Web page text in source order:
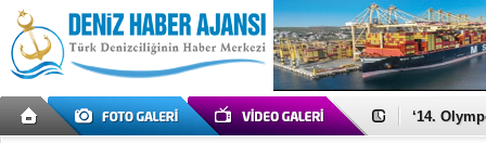
Denizcilik
‘14.
Taksi